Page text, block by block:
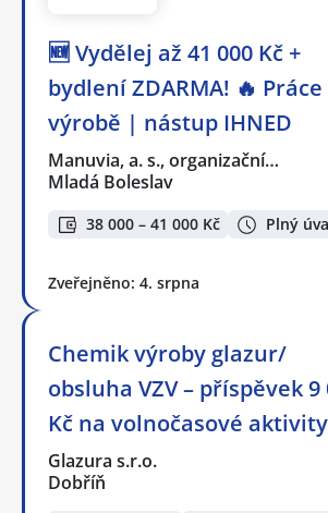
🆕 Vydělej až 41 000 Kč +
bydlení ZDARMA! 🔥 Práce
výrobě | nástup IHNED
Manuvia, a. s., organizační…
Mladá Boleslav
38 000 – 41 000 Kč Plný
Zveřejněno: 4. srpna
Chemik výroby glazur/
obsluha VZV – příspěvek 9
Kč na volnočasové aktivity
Glazura s.r.o.
Dobříň